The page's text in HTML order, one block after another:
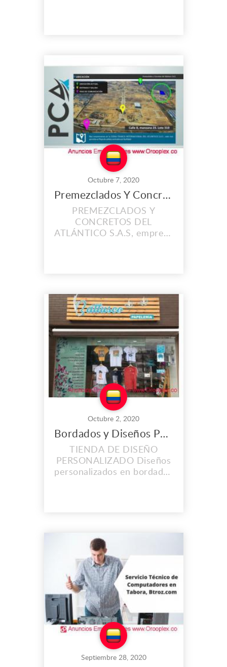
Octubre 7, 2020
Premezclados Y Concretos del Atlántico S.A.S
PREMEZCLADOS Y
CONCRETOS DEL
ATLÁNTICO S.A.S, empresa
premezclados contando
con tecnología de punta, y
un equipo altamente
calificado comprometido en
brindar calidad, excelencia,
ef...
Octubre 2, 2020
Bordados y Diseños Personalizados en Barranquilla
TIENDA DE DISEÑO
PERSONALIZADO Diseños
personalizados en bordados
muchas cosas más! Gift
shop, somos una tienda de
regalos, personalizamos el
regalo de tu sueños para
cada ocasión!...
Septiembre 28, 2020